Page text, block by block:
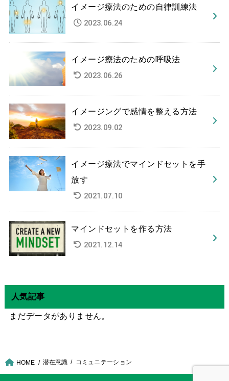
イメージ療法のための自律訓練法
2023.06.24
イメージ療法のための呼吸法
2023.06.26
イメージングで感情を整える方法
2023.09.02
イメージ療法でマインドセットを手
放す
2021.07.10
マインドセットを作る方法
2021.12.14
人気記事
まだデータがありません。
HOME 潜在意識 コミュニテーション